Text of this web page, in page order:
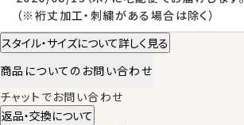
（※裄丈加工・刺繍がある場合は除く）
スタイル・サイズについて詳しく見る
商品についてのお問い合わせ
チャットでお問い合わせ
返品・交換について